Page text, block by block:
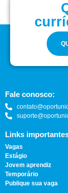
Fale conosco:
Links
Vagas
Estágio
Jovem aprendiz
Temporário
Publique sua vaga